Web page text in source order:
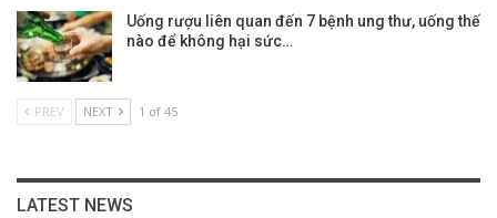
Uống rượu liên quan đến 7 bệnh ung thư, uống thế
nào để không hại sức…
PREV NEXT 1 of 45
LATEST NEWS